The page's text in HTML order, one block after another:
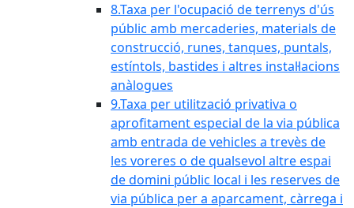
8.Taxa per l'ocupació de terrenys d'ús
públic amb mercaderies, materials de
construcció, runes, tanques, puntals,
estíntols, bastides i altres instal·lacions
anàlogues
9.Taxa per utilització privativa o
aprofitament especial de la via pública
amb entrada de vehicles a trevès de
les voreres o de qualsevol altre espai
de domini públic local i les reserves de
via pública per a aparcament, càrrega i